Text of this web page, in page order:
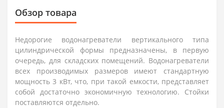
Обзор товара
Недорогие водонагреватели вертикального типа
цилиндрической формы предназначены, в первую
очередь, для складских помещений. Водонагреватели
всех производимых размеров имеют стандартную
мощность 3 кВт, что, при такой емкости, представляет
собой достаточно экономичную технологию. Стойки
поставляются отдельно.